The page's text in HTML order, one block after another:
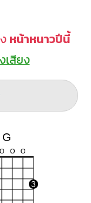
หน้าหนาวปีนี้
สียง
G
O O O
3